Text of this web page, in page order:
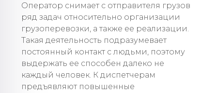
Оператор снимает с отправителя грузов
ряд задач относительно организации
грузоперевозки, а также ее реализации.
Такая деятельность подразумевает
постоянный контакт с людьми, поэтому
выдержать ее способен далеко не
каждый человек. К диспетчерам
предъявляют повышенные